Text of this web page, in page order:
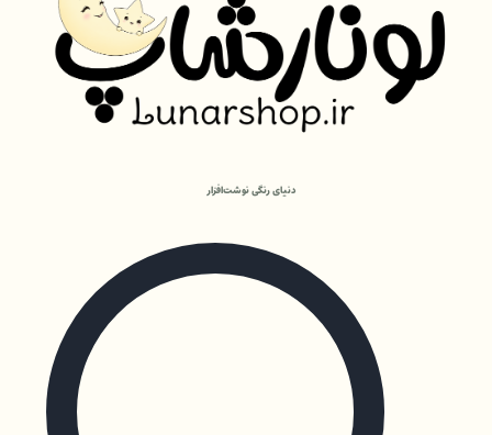
دنیای رنگی نوشت‌افزار